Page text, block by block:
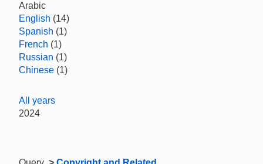
Arabic
English (14)
Spanish (1)
French (1)
Russian (1)
Chinese (1)
All years
2024